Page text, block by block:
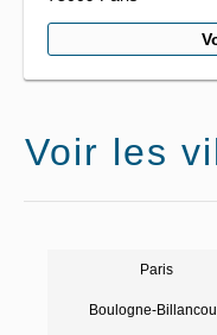
Voir les
Paris
Boulogne-